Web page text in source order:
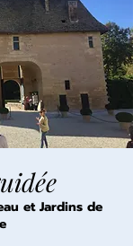
et Jardins de